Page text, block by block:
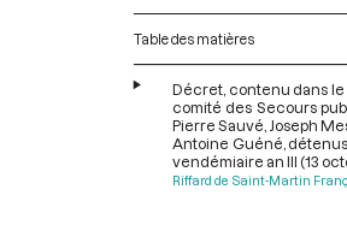
Table des matières
Décret, contenu dans le
comité des Secours
Pierre Sauvé, Joseph
Antoine Guéné,
vendémiaire an III (13
Riffard de Saint-Martin